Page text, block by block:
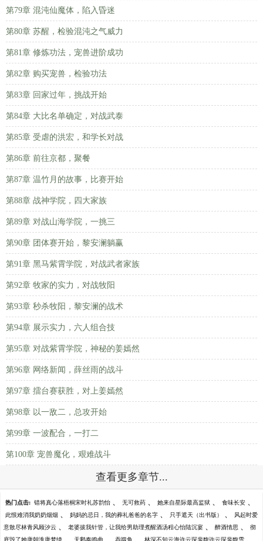
第79章 混沌仙魔体，陷入昏迷
第80章 苏醒，检验混沌之气威力
第81章 修炼功法，宠兽进阶成功
第82章 购买宠兽，检验功法
第83章 回家过年，挑战开始
第84章 大比名单确定，对战武泰
第85章 受虐的洪宏，和学长对战
第86章 前往京都，聚餐
第87章 温竹月的故事，比赛开始
第88章 战神学院，四大家族
第89章 对战山海学院，一挑三
第90章 团体赛开始，黎安澜躺赢
第91章 黑马紫霄学院，对战武者家族
第92章 牧家的实力，对战牧阳
第93章 秒杀牧阳，黎安澜的战术
第94章 展示实力，六人组合技
第95章 对战紫霄学院，神秘的姜嫣然
第96章 网络新闻，薛丝雨的战斗
第97章 擂台赛获胜，对上姜嫣然
第98章 以一敌二，总攻开始
第99章 一波配合，一打二
第100章 宠兽魔化，艰难战斗
查看更多章节...
热门点击: 错将真心落梧桐宋时礼苏韵怡 、 无可救药 、 她来自星际最高监狱 、 食味长安 、
此恨难消我奶奶烟烟 、 妈妈的忌日，我的葬礼爸爸的名字 、 只手遮天（出书版） 、 风起时爱
意散尽林青风顾汐云 、 老婆拔我针管，让我给男助理煮醒酒汤程心怡陆沉宴 、 醉酒情思 、 彻
底毁了她唐朝淮唐梦绮 天鹅奏鸣曲 吞噬鱼 林深不知云海许云琛裴馥许云琛裴馥雪